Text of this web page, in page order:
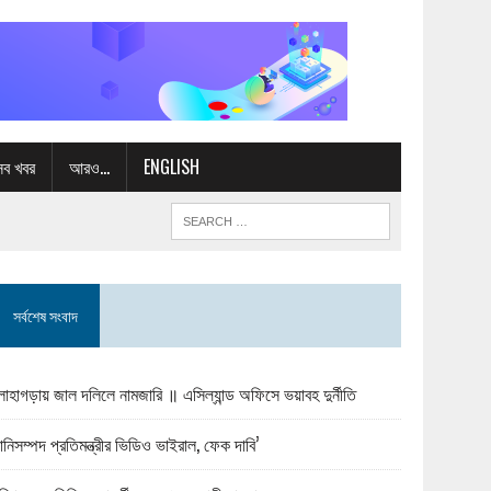
খবর আরও… ENGLISH
সর্বশেষ সংবাদ
জাল দলিলে নামজারি ॥ এসিল্যান্ড অফিসে ভয়াবহ দুর্নীতি
প্রতিমন্ত্রীর ভিডিও ভাইরাল, ফেক দাবি’